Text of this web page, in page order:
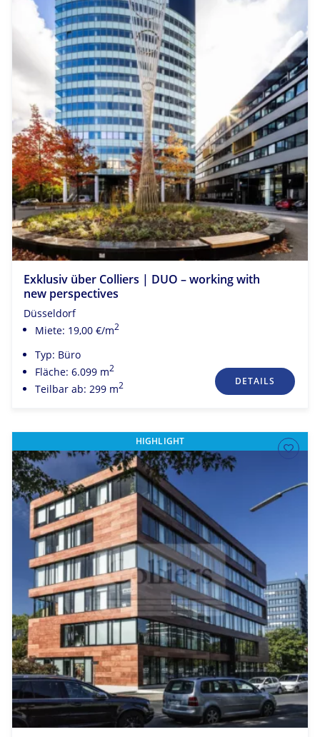
Exklusiv über Colliers | DUO – working with
new perspectives
Düsseldorf
Miete: 19,00 €/m2
Typ: Büro
Fläche: 6.099 m2
Teilbar ab: 299 m2 DETAILS
HIGHLIGHT